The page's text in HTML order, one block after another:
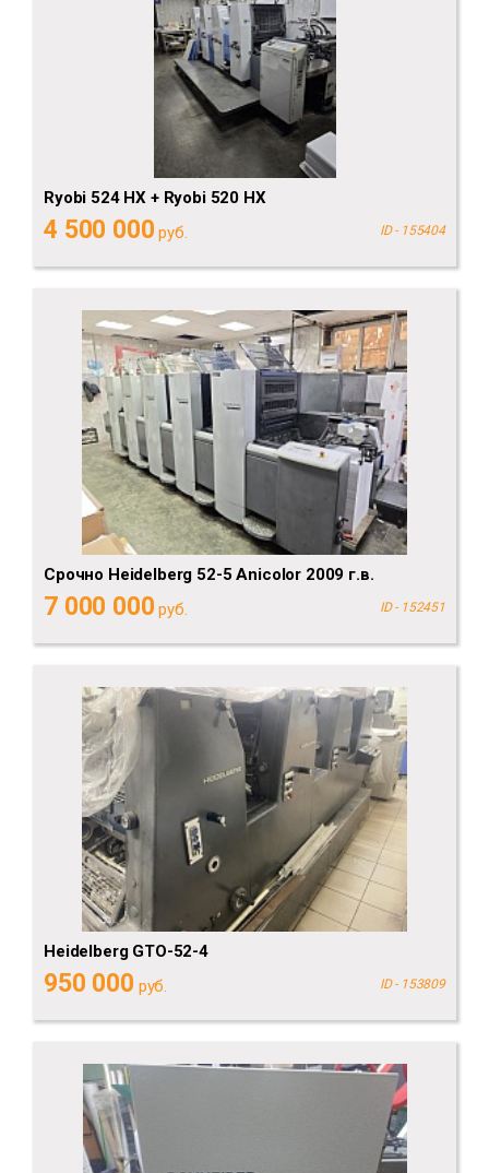
Ryobi 524 HX + Ryobi 520 HX
4 500 000 руб. ID - 155404
Срочно Heidelberg 52-5 Anicolor 2009 г.в.
7 000 000 руб. ID - 152451
Heidelberg GTO-52-4
950 000 руб. ID - 153809